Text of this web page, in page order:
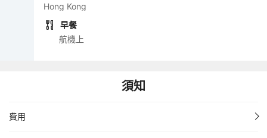
Hong Kong
早餐
航機上
須知
費用